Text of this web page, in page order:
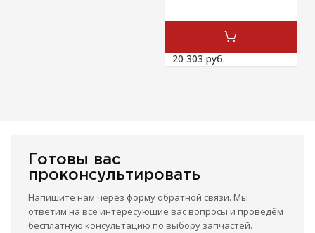
20 303 руб.
Готовы вас
проконсультировать
Напишите нам через форму обратной связи. Мы
ответим на все интересующие вас вопросы и проведём
бесплатную консультацию по выбору запчастей.